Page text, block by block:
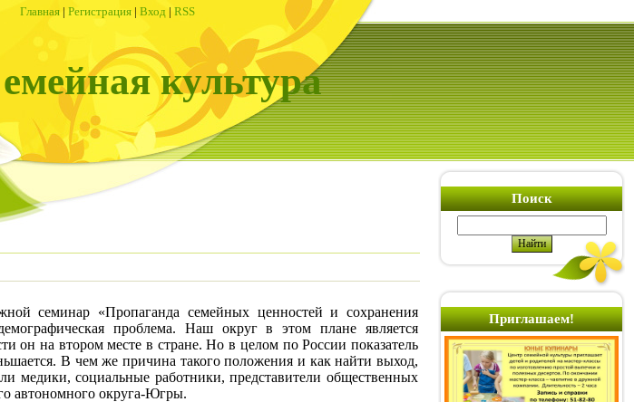
Главная | Регистрация | Вход | RSS
культура
семинар «Пропаганда семейных ценностей и сохранения
проблема. Наш округ в этом плане является
он на втором месте в стране. Но в целом по России показатель
В чем же причина такого положения и как найти выход,
медики, социальные работники, представители общественных
автономного округа-Югры.
Поиск
Приглашаем!